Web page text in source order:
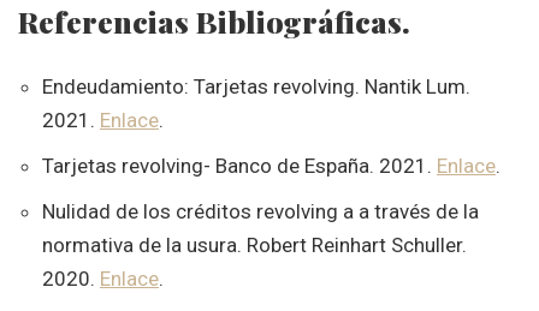
Referencias Bibliográficas.
Endeudamiento: Tarjetas revolving. Nantik Lum.
2021. Enlace.
Tarjetas revolving- Banco de España. 2021. Enlace.
Nulidad de los créditos revolving a a través de la
normativa de la usura. Robert Reinhart Schuller.
2020. Enlace.